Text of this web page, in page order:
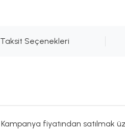
Taksit Seçenekleri
Kampanya fiyatından satılmak